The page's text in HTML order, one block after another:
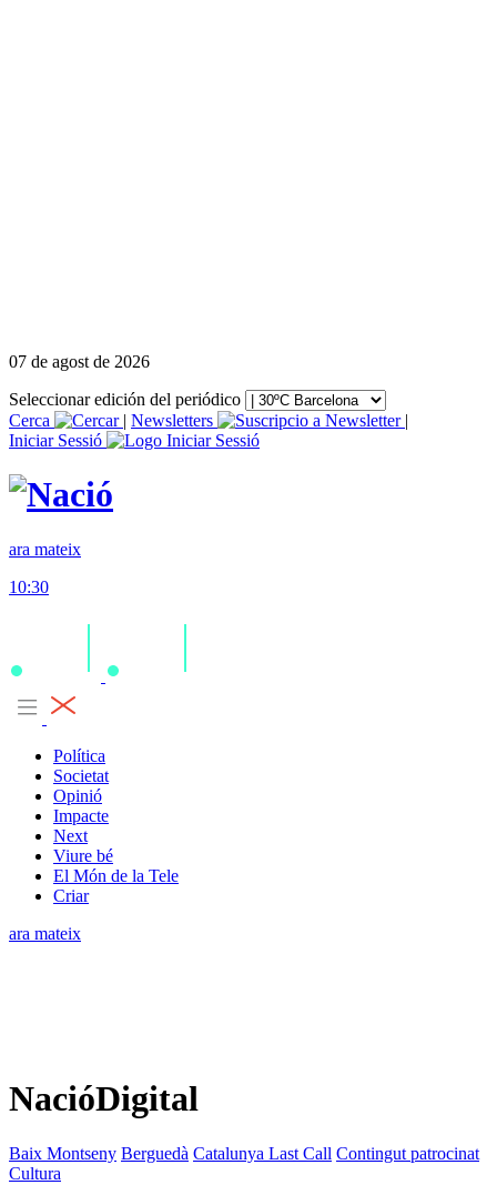
07 de agost de 2026
Seleccionar edición del periódico
Cerca
| Newsletters
|
Iniciar Sessió
ara mateix
10:30
Política
Societat
Opinió
Impacte
Next
Viure bé
El Món de la Tele
Criar
ara mateix
NacióDigital
Baix Montseny Berguedà Catalunya Last Call Contingut patrocinat
Cultura